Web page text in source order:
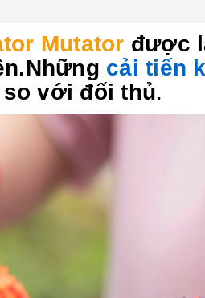
Mutator được
cải tiến
với đối thủ.